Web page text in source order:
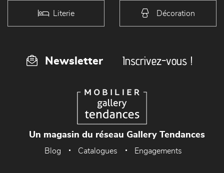
Literie Décoration
Newsletter Inscrivez-vous !
Un magasin du réseau Gallery Tendances
Blog Catalogues Engagements